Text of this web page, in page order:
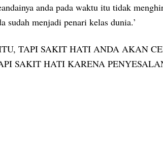
anda pada waktu itu tidak
sudah menjadi penari kelas dunia.’
TAPI SAKIT HATI ANDA AKAN
SAKIT HATI KARENA